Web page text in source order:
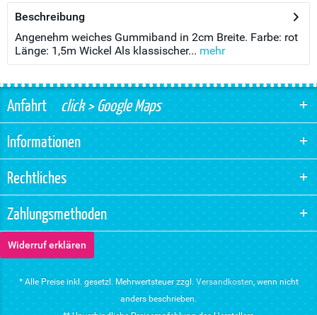
Beschreibung
Angenehm weiches Gummiband in 2cm Breite. Farbe: rot
Länge: 1,5m Wickel Als klassischer... mehr
Anfahrtclick > Google Maps
Informationen
Rechtliches
Zahlungsmethoden
Widerruf erklären
* Alle Preise inkl. gesetzl. Mehrwertsteuer zzgl. Versandkosten, wenn nicht
anders beschrieben.